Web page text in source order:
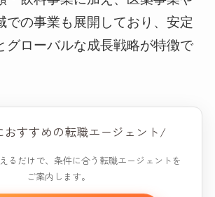
での事業も展開しており、安定
グローバルな成長戦略が特徴で
すすめの転職エージェント/
るだけで、条件に合う転職エージェントを
ご案内します。